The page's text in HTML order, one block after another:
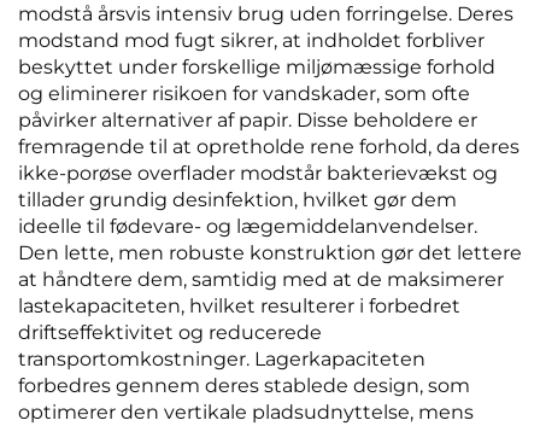
modstå årsvis intensiv brug uden forringelse. Deres
modstand mod fugt sikrer, at indholdet forbliver
beskyttet under forskellige miljømæssige forhold
og eliminerer risikoen for vandskader, som ofte
påvirker alternativer af papir. Disse beholdere er
fremragende til at opretholde rene forhold, da deres
ikke-porøse overflader modstår bakterievækst og
tillader grundig desinfektion, hvilket gør dem
ideelle til fødevare- og lægemiddelanvendelser.
Den lette, men robuste konstruktion gør det lettere
at håndtere dem, samtidig med at de maksimerer
lastekapaciteten, hvilket resulterer i forbedret
driftseffektivitet og reducerede
transportomkostninger. Lagerkapaciteten
forbedres gennem deres stablede design, som
optimerer den vertikale pladsudnyttelse, mens